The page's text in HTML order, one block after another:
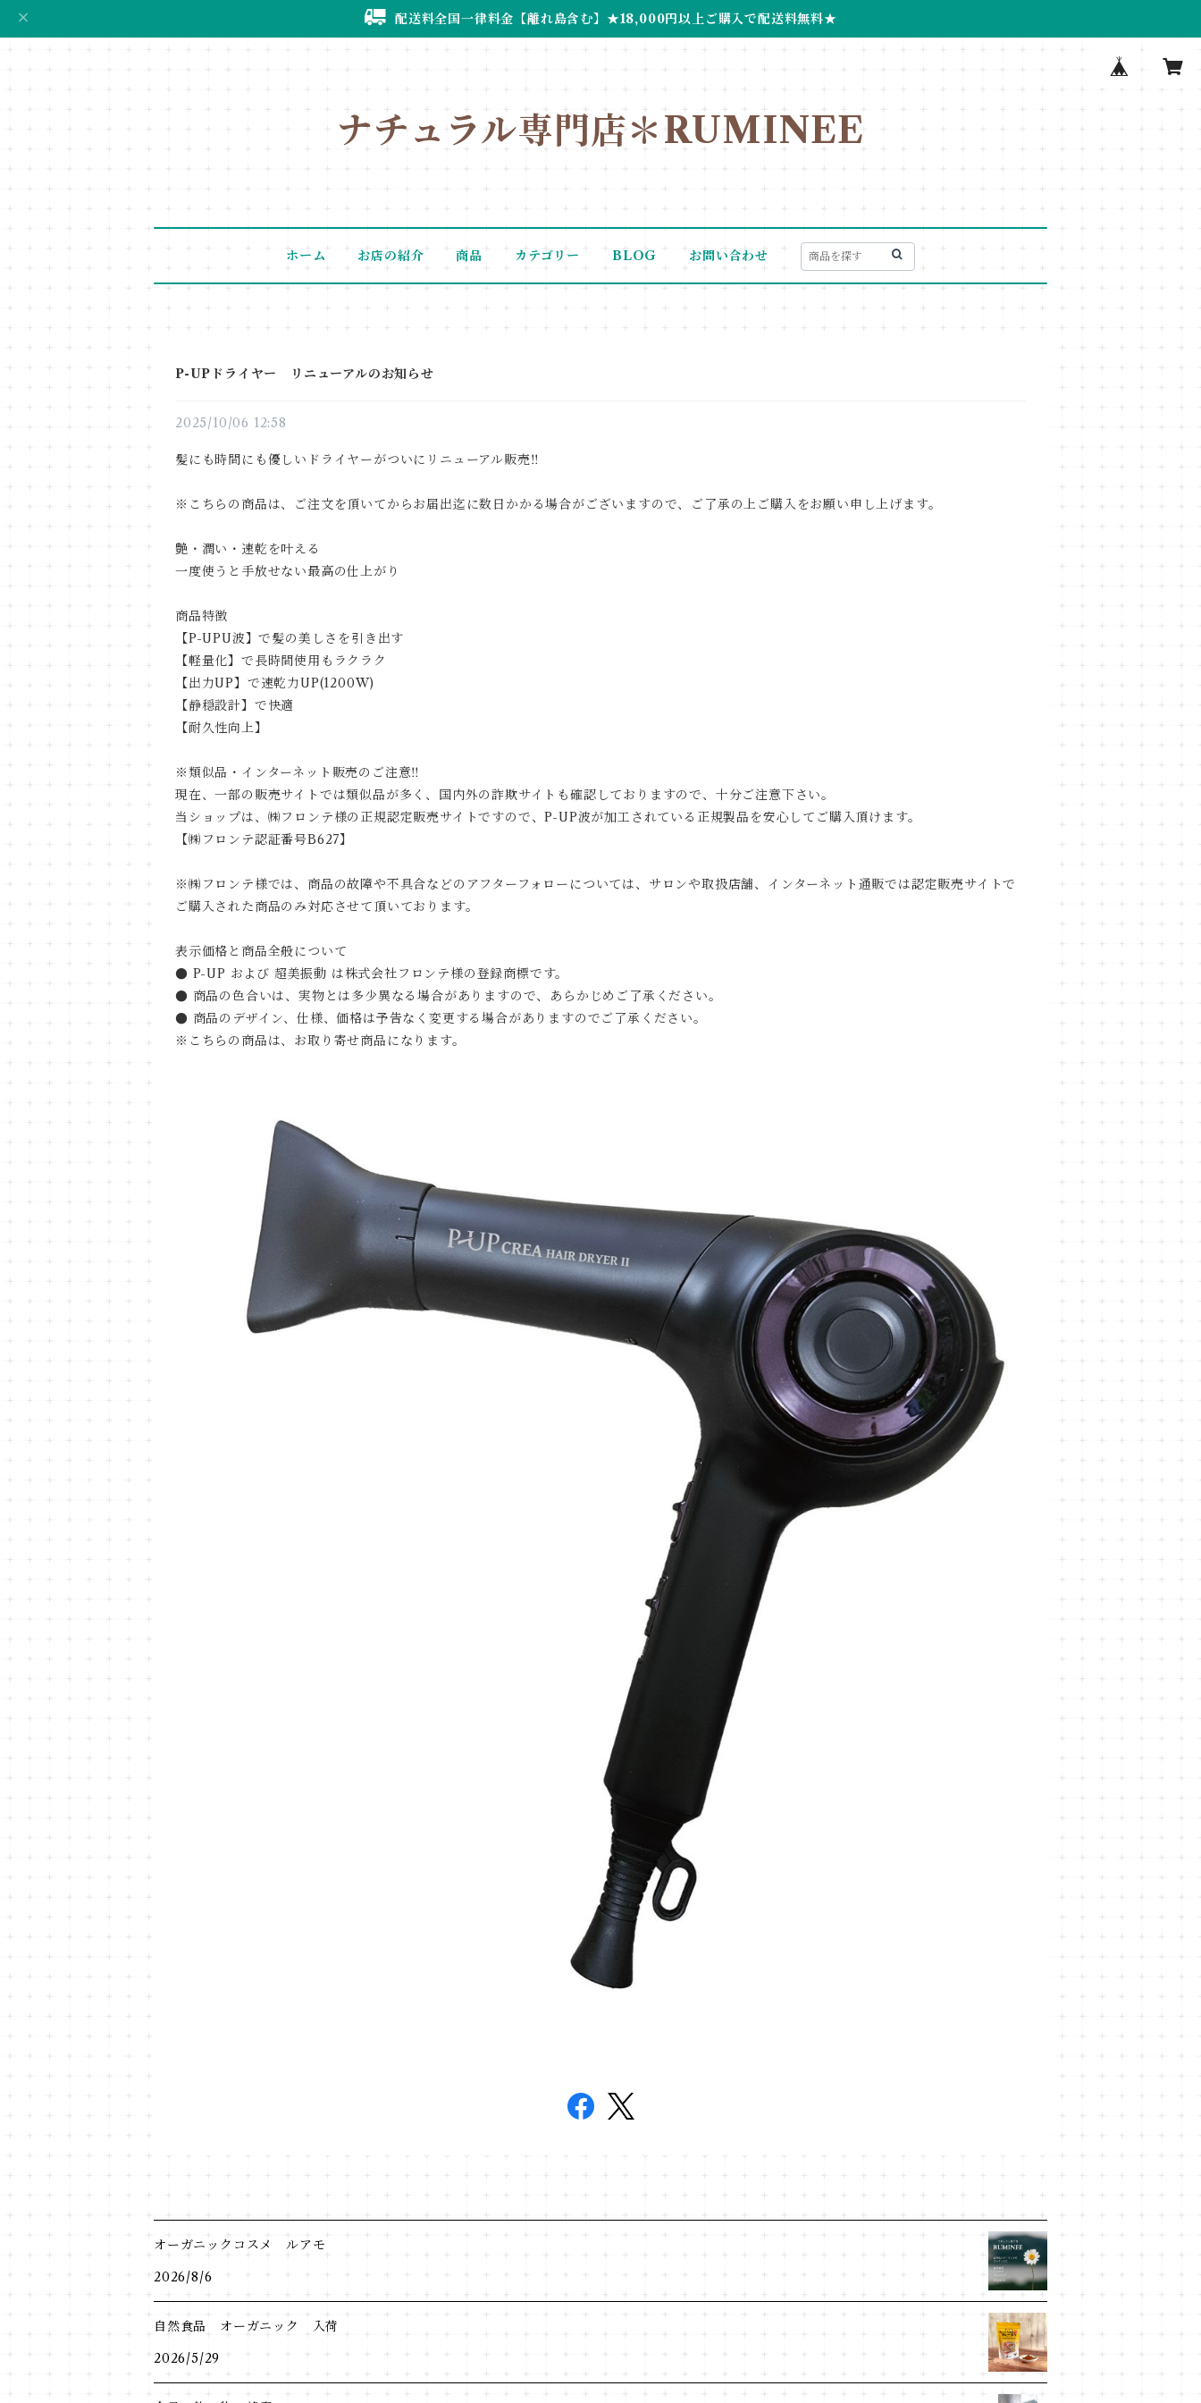
配送料全国一律料金【離れ島含む】★18,000円以上ご購入で配送料無料★
ナチュラル専門店＊RUMINEE
ホーム お店の紹介 商品 カテゴリー BLOG お問い合わせ
P-UPドライヤー リニューアルのお知らせ
2025/10/06 12:58
髪にも時間にも優しいドライヤーがついにリニューアル販売‼
※こちらの商品は、ご注文を頂いてからお届出迄に数日かかる場合がございますので、ご了承の上ご購入をお願い申し上げます。
艶・潤い・速乾を叶える
一度使うと手放せない最高の仕上がり
商品特徴
【P-UPU波】で髪の美しさを引き出す
【軽量化】で長時間使用もラクラク
【出力UP】で速乾力UP(1200W)
【静穏設計】で快適
【耐久性向上】
※類似品・インターネット販売のご注意‼
現在、一部の販売サイトでは類似品が多く、国内外の詐欺サイトも確認しておりますので、十分ご注意下さい。
当ショップは、㈱フロンテ様の正規認定販売サイトですので、P-UP波が加工されている正規製品を安心してご購入頂けます。
【㈱フロンテ認証番号B627】
※㈱フロンテ様では、商品の故障や不具合などのアフターフォローについては、サロンや取扱店舗、インターネット通販では認定販売サイトで
ご購入された商品のみ対応させて頂いております。
表示価格と商品全般について
● P-UP および 超美振動 は株式会社フロンテ様の登録商標です。
● 商品の色合いは、実物とは多少異なる場合がありますので、あらかじめご了承ください。
● 商品のデザイン、仕様、価格は予告なく変更する場合がありますのでご了承ください。
※こちらの商品は、お取り寄せ商品になります。
オーガニックコスメ ルアモ
2026/8/6
自然食品 オーガニック 入荷
2026/5/29